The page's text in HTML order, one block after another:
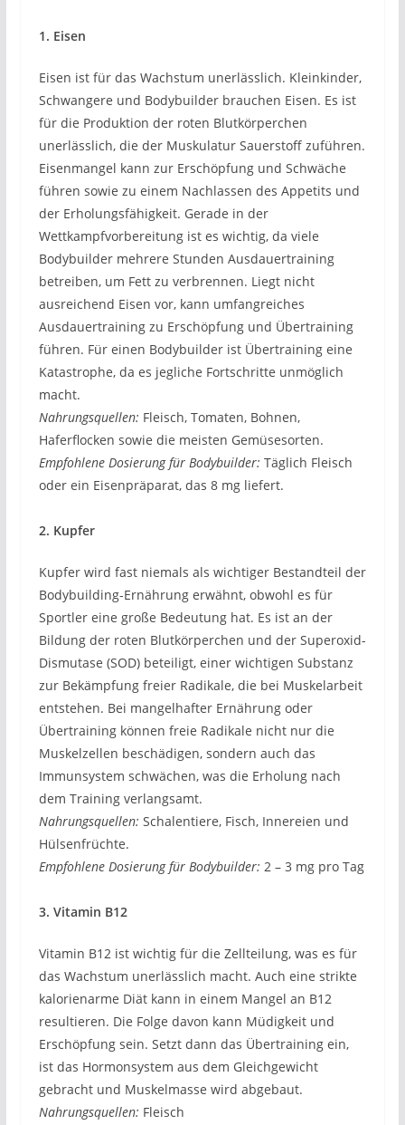
1. Eisen
Eisen ist für das Wachstum unerlässlich. Kleinkinder,
Schwangere und Bodybuilder brauchen Eisen. Es ist
für die Produktion der roten Blutkörperchen
unerlässlich, die der Muskulatur Sauerstoff zuführen.
Eisenmangel kann zur Erschöpfung und Schwäche
führen sowie zu einem Nachlassen des Appetits und
der Erholungsfähigkeit. Gerade in der
Wettkampfvorbereitung ist es wichtig, da viele
Bodybuilder mehrere Stunden Ausdauertraining
betreiben, um Fett zu verbrennen. Liegt nicht
ausreichend Eisen vor, kann umfangreiches
Ausdauertraining zu Erschöpfung und Übertraining
führen. Für einen Bodybuilder ist Übertraining eine
Katastrophe, da es jegliche Fortschritte unmöglich
macht.
Nahrungsquellen: Fleisch, Tomaten, Bohnen,
Haferflocken sowie die meisten Gemüsesorten.
Empfohlene Dosierung für Bodybuilder: Täglich Fleisch
oder ein Eisenpräparat, das 8 mg liefert.
2. Kupfer
Kupfer wird fast niemals als wichtiger Bestandteil der
Bodybuilding-Ernährung erwähnt, obwohl es für
Sportler eine große Bedeutung hat. Es ist an der
Bildung der roten Blutkörperchen und der Superoxid-
Dismutase (SOD) beteiligt, einer wichtigen Substanz
zur Bekämpfung freier Radikale, die bei Muskelarbeit
entstehen. Bei mangelhafter Ernährung oder
Übertraining können freie Radikale nicht nur die
Muskelzellen beschädigen, sondern auch das
Immunsystem schwächen, was die Erholung nach
dem Training verlangsamt.
Nahrungsquellen: Schalentiere, Fisch, Innereien und
Hülsenfrüchte.
Empfohlene Dosierung für Bodybuilder: 2 – 3 mg pro Tag
3. Vitamin B12
Vitamin B12 ist wichtig für die Zellteilung, was es für
das Wachstum unerlässlich macht. Auch eine strikte
kalorienarme Diät kann in einem Mangel an B12
resultieren. Die Folge davon kann Müdigkeit und
Erschöpfung sein. Setzt dann das Übertraining ein,
ist das Hormonsystem aus dem Gleichgewicht
gebracht und Muskelmasse wird abgebaut.
Nahrungsquellen: Fleisch